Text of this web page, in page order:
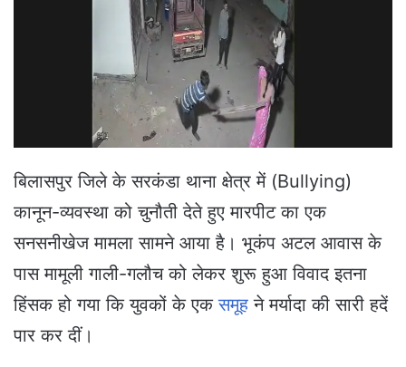
i
l
बिलासपुर जिले के सरकंडा थाना क्षेत्र में (Bullying)
कानून-व्यवस्था को चुनौती देते हुए मारपीट का एक
सनसनीखेज मामला सामने आया है। भूकंप अटल आवास के
पास मामूली गाली-गलौच को लेकर शुरू हुआ विवाद इतना
हिंसक हो गया कि युवकों के एकसमूह ने मर्यादा की सारी हदें
पार कर दीं।